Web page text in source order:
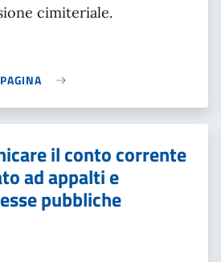
cimiteriale.
il conto corrente
ad appalti e
pubbliche